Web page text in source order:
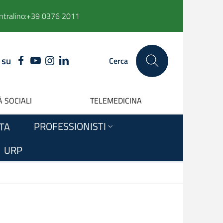
+39 0376 2011
FACEBOOK
YOUTUBE
INSTAGRAM
LINKEDIN Cerca
SOCIALI TELEMEDICINA
PROFESSIONISTI
URP